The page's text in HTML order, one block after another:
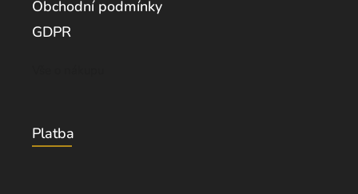
Obchodní podmínky
GDPR
Platba